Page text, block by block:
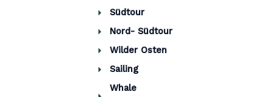
Südtour
Nord- Südtour
Wilder Osten
Sailing
Whale